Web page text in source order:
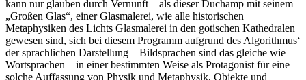
kann nur glauben durch Vernunft – als dieser Duchamp mit seinem
„Großen Glas“, einer Glasmalerei, wie alle historischen
Metaphysiken des Lichts Glasmalerei in den gotischen Kathedralen
gewesen sind, sich bei diesem Programm aufgrund des Algorithmus‘
der sprachlichen Darstellung – Bildsprachen sind das gleiche wie
Wortsprachen – in einer bestimmten Weise als Protagonist für eine
solche Auffassung von Physik und Metaphysik, Objekte und